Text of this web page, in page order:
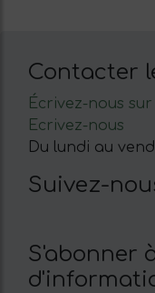
Contacter
Écrivez-nous
Ecrivez-nous
Du lundi au
Suivez-
S'abonner